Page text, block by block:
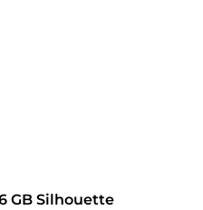
GB Silhouette